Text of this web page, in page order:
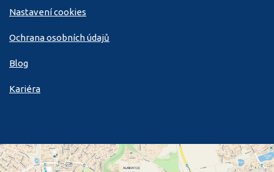
Nastavení cookies
Ochrana osobních údajů
Blog
Kariéra